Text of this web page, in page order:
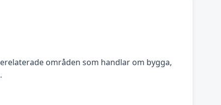
områden som handlar om bygga,